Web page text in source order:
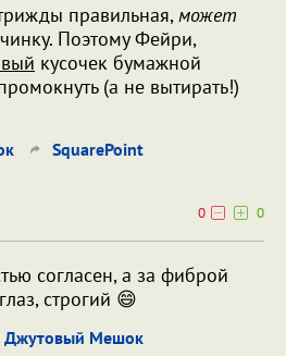
правильная,может
Поэтому Фейри,
кусочек бумажной
(а не вытирать!)
SquarePoint
0
0
согласен, а за фиброй
строгий 😄
Джутовый Мешок